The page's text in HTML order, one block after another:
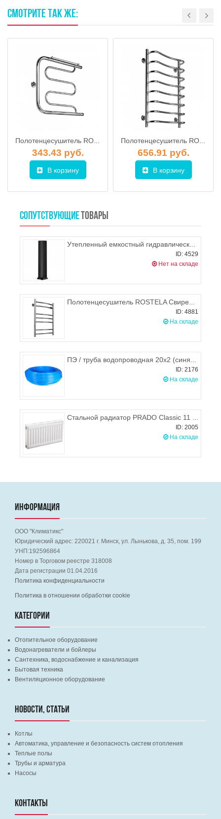
СМОТРИТЕ ТАКЖЕ:
Полотенцесушитель ROSTELA Фокстрот МП Ду-32 600х600 мм
343.43 руб.
В корзину
Полотенцесушитель ROSTELA Чайка (нижн.подв., 1/2") 500х1200/11 мм
656.91 руб.
В корзину
СОПУТСТВУЮЩИЕ ТОВАРЫ
Утепленный емкостный гидравлический разделитель У200 Теплодар
ID: 4529
Нет на складе
Полотенцесушитель ROSTELA Свирель D (ниж. подв. 1/2") 500x700/7 мм
ID: 4881
На складе
ПЭ / труба водопроводная 20х2 (синяя), Польша
ID: 2176
На складе
Стальной радиатор PRADO Classic 11 300х1000 (боковое подключение), 598-761 Вт
ID: 2005
На складе
ИНФОРМАЦИЯ
ООО "Климатикс"
Юридический адрес: 220021 г. Минск, ул. Лынькова, д. 35, пом. 199
УНП:192596864
Номер в Торговом реестре 318008
Дата регистрации 01.04.2016
Политика конфиденциальности
Политика в отношении обработки cookie
КАТЕГОРИИ
Отопительное оборудование
Водонагреватели и бойлеры
Сантехника, водоснабжение и канализация
Бытовая техника
Вентиляционное оборудование
НОВОСТИ, СТАТЬИ
Котлы
Автоматика, управление и безопасность систем отопления
Теплые полы
Трубы и арматура
Насосы
КОНТАКТЫ